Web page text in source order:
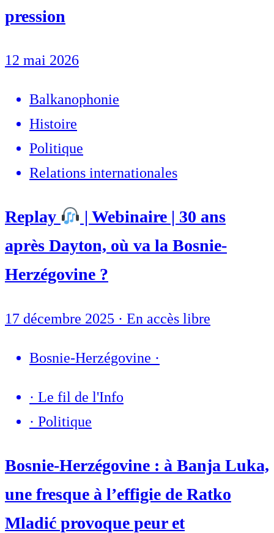
pression
12 mai 2026
Balkanophonie
Histoire
Politique
Relations internationales
Replay
| Webinaire | 30 ans
après Dayton, où va la Bosnie-
Herzégovine ?
17 décembre 2025 · En accès libre
Bosnie-Herzégovine ·
· Le fil de l'Info
· Politique
Bosnie-Herzégovine : à Banja Luka,
une fresque à l’effigie de Ratko
Mladić provoque peur et